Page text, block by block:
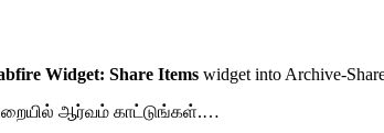
Widget: Share Items widget into Archive-
ஆர்வம் காட்டுங்கள்.…